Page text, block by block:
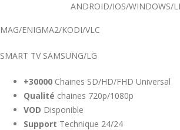
ANDROID/IOS/WINDOWS/
MAG/ENIGMA2/KODI/VLC
SMART TV SAMSUNG/LG
+30000 Chaines SD/HD/FHD Universal
Qualité chaines 720p/1080p
VOD Disponible
Support Technique 24/24